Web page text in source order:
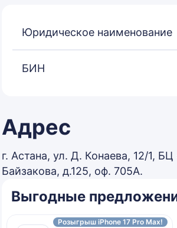
Юридическое наименование
БИН
Адрес
г. Астана, ул. Д. Конаева, 12/1,
Байзакова, д.125, оф. 705А.
Выгодные
Розыгрыш iPhone 17 Pro Max!